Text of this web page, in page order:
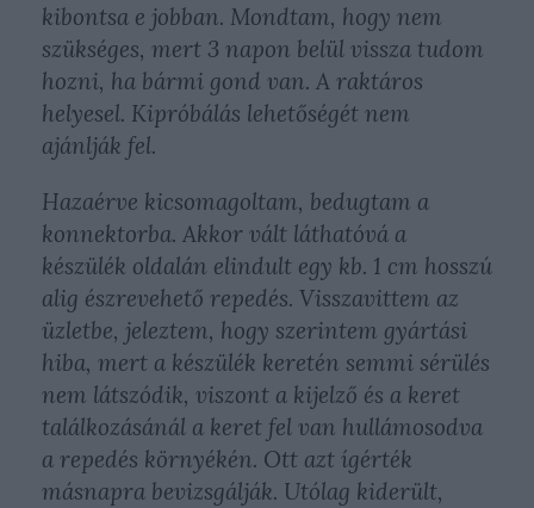
kibontsa e jobban. Mondtam, hogy nem
szükséges, mert 3 napon belül vissza tudom
hozni, ha bármi gond van. A raktáros
helyesel. Kipróbálás lehetőségét nem
ajánlják fel.
Hazaérve kicsomagoltam, bedugtam a
konnektorba. Akkor vált láthatóvá a
készülék oldalán elindult egy kb. 1 cm hosszú
alig észrevehető repedés. Visszavittem az
üzletbe, jeleztem, hogy szerintem gyártási
hiba, mert a készülék keretén semmi sérülés
nem látszódik, viszont a kijelző és a keret
találkozásánál a keret fel van hullámosodva
a repedés környékén. Ott azt ígérték
másnapra bevizsgálják. Utólag kiderült,